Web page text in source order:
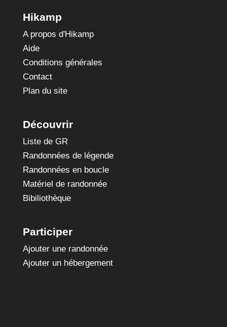
Hikamp
A propos d'Hikamp
Aide
Conditions générales
Contact
Plan du site
Découvrir
Liste de GR
Randonnées de légende
Randonnées en boucle
Matériel de randonnée
Bibiliothèque
Participer
Ajouter une randonnée
Ajouter un hébergement